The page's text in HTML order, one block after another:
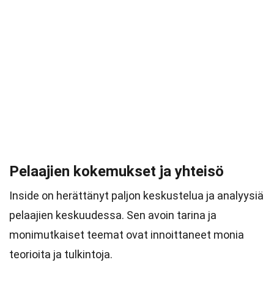
Pelaajien kokemukset ja yhteisö
Inside on herättänyt paljon keskustelua ja analyysiä
pelaajien keskuudessa. Sen avoin tarina ja
monimutkaiset teemat ovat innoittaneet monia
teorioita ja tulkintoja.